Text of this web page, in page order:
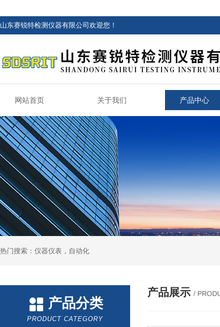
山东赛锐特检测仪器有限公司欢迎您！
网站首页 关于我们 产品中心
热门搜索：仪器仪表，自动化
产品分类
PRODUCT CATEGORY
产品展示 /